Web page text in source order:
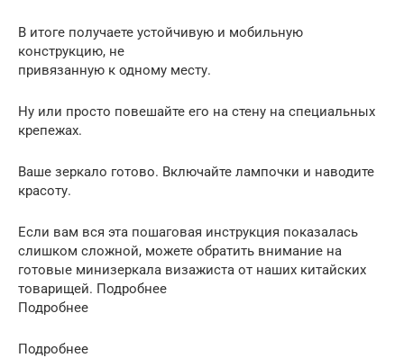
В итоге получаете устойчивую и мобильную
конструкцию, не
привязанную к одному месту.
Ну или просто повешайте его на стену на специальных
крепежах.
Ваше зеркало готово. Включайте лампочки и наводите
красоту.
Если вам вся эта пошаговая инструкция показалась
слишком сложной, можете обратить внимание на
готовые минизеркала визажиста от наших китайских
товарищей. Подробнее
Подробнее
Подробнее